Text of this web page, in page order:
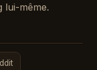
lui-même.